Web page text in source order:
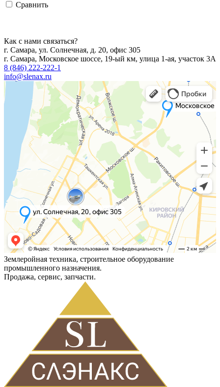
Сравнить
Как с нами связаться?
г. Самара, ул. Солнечная, д. 20, офис 305
г. Самара, Московское шоссе, 19-ый км, улица 1-ая, участок 3А
8 (846) 222-222-1
info@slenax.ru
Землеройная техника, строительное оборудование
промышленного назначения.
Продажа, сервис, запчасти.